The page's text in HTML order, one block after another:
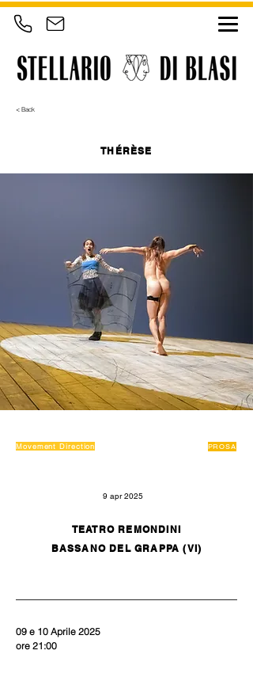
< Back
THÉRÈSE
Movement Direction PROSA
9 apr 2025
TEATRO REMONDINI
BASSANO DEL GRAPPA (VI)
09 e 10 Aprile 2025
ore 21:00